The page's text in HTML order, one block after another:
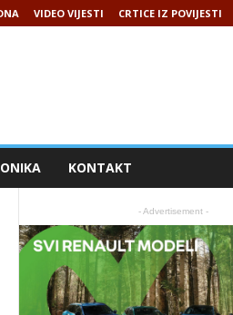
VIDEO VIJESTI CRTICE IZ POVIJESTI
KONTAKT
- Advertisement -